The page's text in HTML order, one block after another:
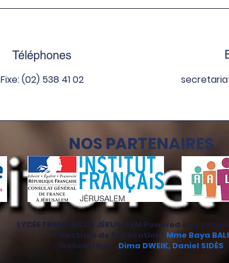
intergénérationnelle -
Téléphones
Fixe: (02) 538 41 02
NOS PARTENAIRES
LYCÉE FRANÇAIS DE JÉRUSALEM Powered and
Directrice de Publication : Mme Baya BALI
Webmaîtres : Dima DWEIK, Daniel SIDÈS